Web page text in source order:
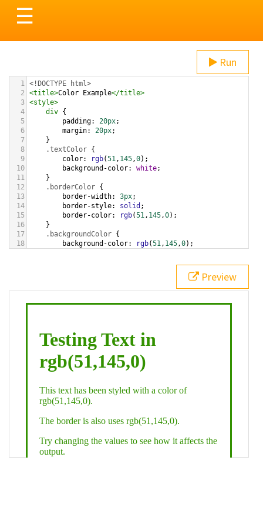
Toggle
navigation
☰
Run
1 <!DOCTYPE html>
2
<title>Color Example</title>
3 <style>
4
div {
5
padding: 20px;
6
margin: 20px;
7
}
8
.textColor {
9
color: rgb(51, 145,0);
10
background-color: white;
11
}
12
.borderColor {
13
border-width: 3px;
14
border-style: solid ;
15
border-color: rgb(51, 145,0);
16
}
17
.backgroundColor {
18
background-color: rgb(51, 145,0);
bottom ,
white, rgb(51,145,0));
div class="textColor borderColor"
< h1>Testing Text in rgb(51,145,0)
Preview